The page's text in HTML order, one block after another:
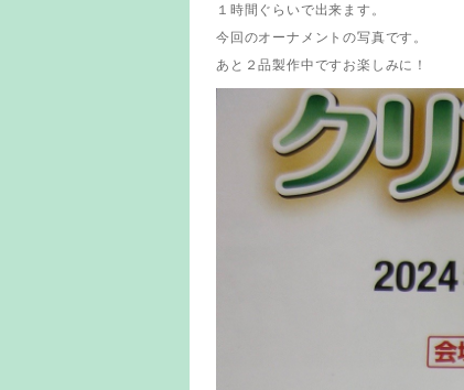
１時間ぐらいで出来ます。
今回のオーナメントの写真です。
あと２品製作中ですお楽しみに！